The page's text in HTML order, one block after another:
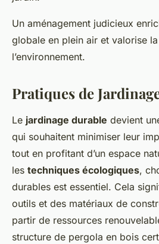
Un aménagement judicieux
globale en plein air et valorise
l’environnement.
Pratiques de
Le jardinage durable devient
qui souhaitent minimiser leur
tout en profitant d’un espace
les techniques écologiques,
durables est essentiel. Cela
outils et des matériaux de
partir de ressources
structure de pergola en bois